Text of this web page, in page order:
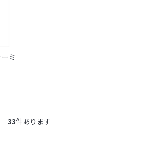
ミ
33件あります